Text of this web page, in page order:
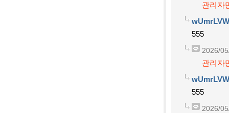
관리자
555
2026/
관리자
555
2026/